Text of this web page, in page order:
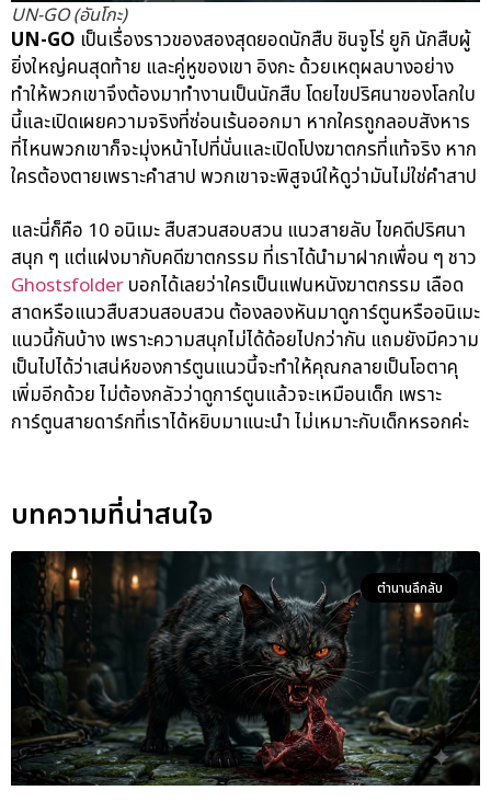
UN-GO (อันโกะ)
UN-GO เป็นเรื่องราวของสองสุดยอดนักสืบ ชินจูโร่ ยูกิ นักสืบผู้
ยิ่งใหญ่คนสุดท้าย และคู่หูของเขา อิงกะ ด้วยเหตุผลบางอย่าง
ทำให้พวกเขาจึงต้องมาทำงานเป็นนักสืบ โดยไขปริศนาของโลกใบ
นี้และเปิดเผยความจริงที่ซ่อนเร้นออกมา หากใครถูกลอบสังหาร
ที่ไหนพวกเขาก็จะมุ่งหน้าไปที่นั่นและเปิดโปงฆาตกรที่แท้จริง หาก
ใครต้องตายเพราะคำสาป พวกเขาจะพิสูจน์ให้ดูว่ามันไม่ใช่คำสาป
และนี่ก็คือ 10 อนิเมะ สืบสวนสอบสวน แนวสายลับ ไขคดีปริศนา
สนุก ๆ แต่แฝงมากับคดีฆาตกรรม ที่เราได้นำมาฝากเพื่อน ๆ ชาว
Ghostsfolderบอกได้เลยว่าใครเป็นแฟนหนังฆาตกรรม เลือด
สาดหรือแนวสืบสวนสอบสวน ต้องลองหันมาดูการ์ตูนหรืออนิเมะ
แนวนี้กันบ้าง เพราะความสนุกไม่ได้ด้อยไปกว่ากัน แถมยังมีความ
เป็นไปได้ว่าเสน่ห์ของการ์ตูนแนวนี้จะทำให้คุณกลายเป็นโอตาคุ
เพิ่มอีกด้วย ไม่ต้องกลัวว่าดูการ์ตูนแล้วจะเหมือนเด็ก เพราะ
การ์ตูนสายดาร์กที่เราได้หยิบมาแนะนำ ไม่เหมาะกับเด็กหรอกค่ะ
บทความที่น่าสนใจ
ตำนานลึกลับ